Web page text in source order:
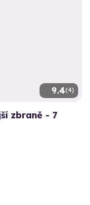
9.4(4)
zbraně - 7